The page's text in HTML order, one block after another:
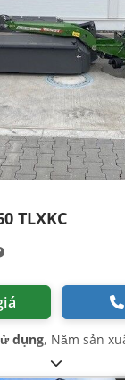
TLXKC
dụng, Năm sản